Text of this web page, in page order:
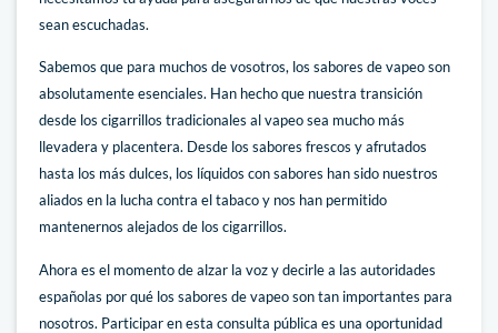
sean escuchadas.
Sabemos que para muchos de vosotros, los sabores de vapeo son
absolutamente esenciales. Han hecho que nuestra transición
desde los cigarrillos tradicionales al vapeo sea mucho más
llevadera y placentera. Desde los sabores frescos y afrutados
hasta los más dulces, los líquidos con sabores han sido nuestros
aliados en la lucha contra el tabaco y nos han permitido
mantenernos alejados de los cigarrillos.
Ahora es el momento de alzar la voz y decirle a las autoridades
españolas por qué los sabores de vapeo son tan importantes para
nosotros. Participar en esta consulta pública es una oportunidad